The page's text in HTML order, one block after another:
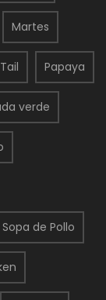
Martes
Papaya
verde
Sopa de Pollo